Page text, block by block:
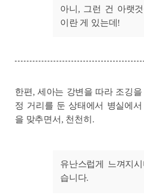
아니, 그런 건 아랫
이란 게 있는데!
한편, 세아는 강변을 따라 조깅
정 거리를 둔 상태에서 병실에
을 맞추면서, 천천히.
유난스럽게 느껴지
습니다.